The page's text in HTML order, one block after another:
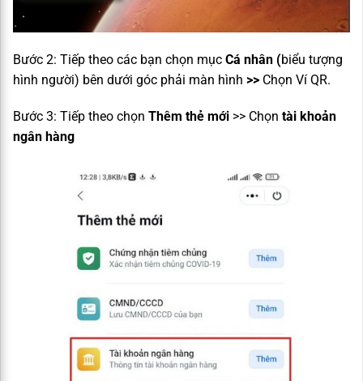
Bước 2: Tiếp theo các bạn chọn mục Cá nhân (biểu tượng
hình người) bên dưới góc phải màn hình >> Chọn Ví QR.
Bước 3: Tiếp theo chọn Thêm thẻ mới >> Chọn tài khoản
ngân hàng